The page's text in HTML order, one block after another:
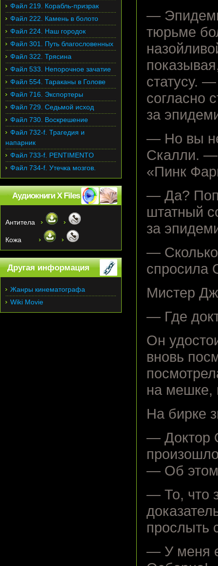
—
тюрьме
статусу.
согласно
за
— Но вы
Скалли. —
«Пинк
— Да?
штатный
за
—
спросила
Мистер
— Где
Он
вновь
на мешке,
На бирке
— Доктор
— Об этом
— То, что
прослыть
— У меня
Файл 219. Корабль-призрак
Файл 222. Камень в болото
Файл 224. Наш городок
Файл 301. Путь благословенных
Файл 322. Трясина
Файл 533. Непорочное зачатие
Файл 554. Тараканы в Голове
Файл 716. Экспортеры
Файл 729. Седьмой исход
Файл 730. Воскрешение
Файл 732-f. Трагедия и
напарник
Файл 733-f. PENTIMENTO
Файл 734-f. Утечка мозгов.
Аудиокниги X Files
Антитела
Кожа
Другая информация
Жанры кинематографа
Wiki Movie